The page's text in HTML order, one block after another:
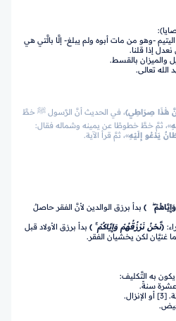
اليتيم -وهو من مات أبوه ولم يبلغ- إلَّا بالَّتي هي
هَٰذَا صِرَاطِي﴾، في الحديث أنَّ الرَّسول ﷺ خطَّ
»، ثمَّ خطَّ خطوطًا عن يمينه وشماله فقال:
يَدْعُو إِلَيْهِ»، ثمَّ قرأ الآية.
﴾ بدأ برزق الوالدين لأنَّ الفقر حاصلٌ
﴿نَّحْنُ نَرْزُقُهُمْ وَإِيَّاكُمْۚ ﴾ بدأ برزق الأولاد قبل
غنيَّان لكن يخشيان الفقر.
به التَّكليف: